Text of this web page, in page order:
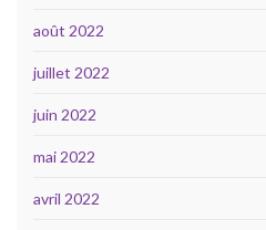
août 2022
juillet 2022
juin 2022
mai 2022
avril 2022